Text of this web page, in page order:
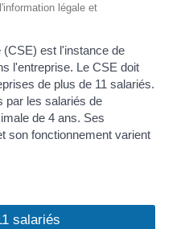
légale et
est l'instance de
l'entreprise. Le CSE doit
de plus de 11 salariés.
par les salariés de
de 4 ans. Ses
son fonctionnement varient
salariés